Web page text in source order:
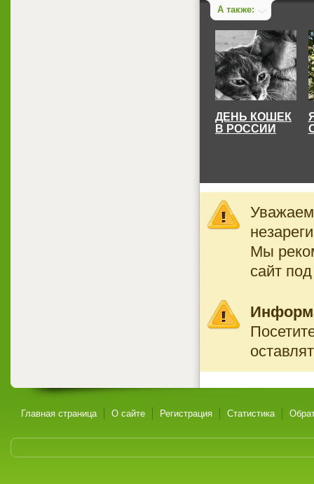
А также:
ДЕНЬ КОШЕК
В РОССИИ
Мы
сайт
Главная страница О сайте Регистрация Статистика